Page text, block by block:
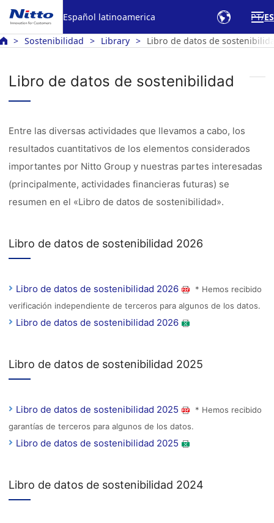
Español latinoamerica PT ES
Sostenibilidad Library Libro de datos de
Libro de datos de sostenibilidad
Entre las diversas actividades que llevamos a cabo, los
resultados cuantitativos de los elementos considerados
importantes por Nitto Group y nuestras partes interesadas
(principalmente, actividades financieras futuras) se
resumen en el «Libro de datos de sostenibilidad».
Libro de datos de sostenibilidad 2026
Libro de datos de sostenibilidad 2026
* Hemos recibido
verificación independiente de terceros para algunos de los datos.
Libro de datos de sostenibilidad 2026
Libro de datos de sostenibilidad 2025
Libro de datos de sostenibilidad 2025
* Hemos recibido
garantías de terceros para algunos de los datos.
Libro de datos de sostenibilidad 2025
Libro de datos de sostenibilidad 2024